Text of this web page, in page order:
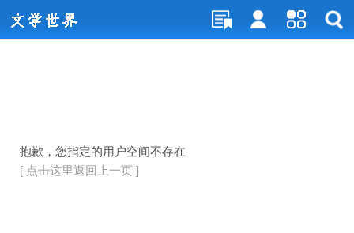
抱歉，您指定的用户空间不存在
[ 点击这里返回上一页 ]